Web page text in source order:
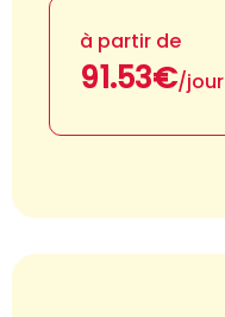
à partir de
91.53€/jour